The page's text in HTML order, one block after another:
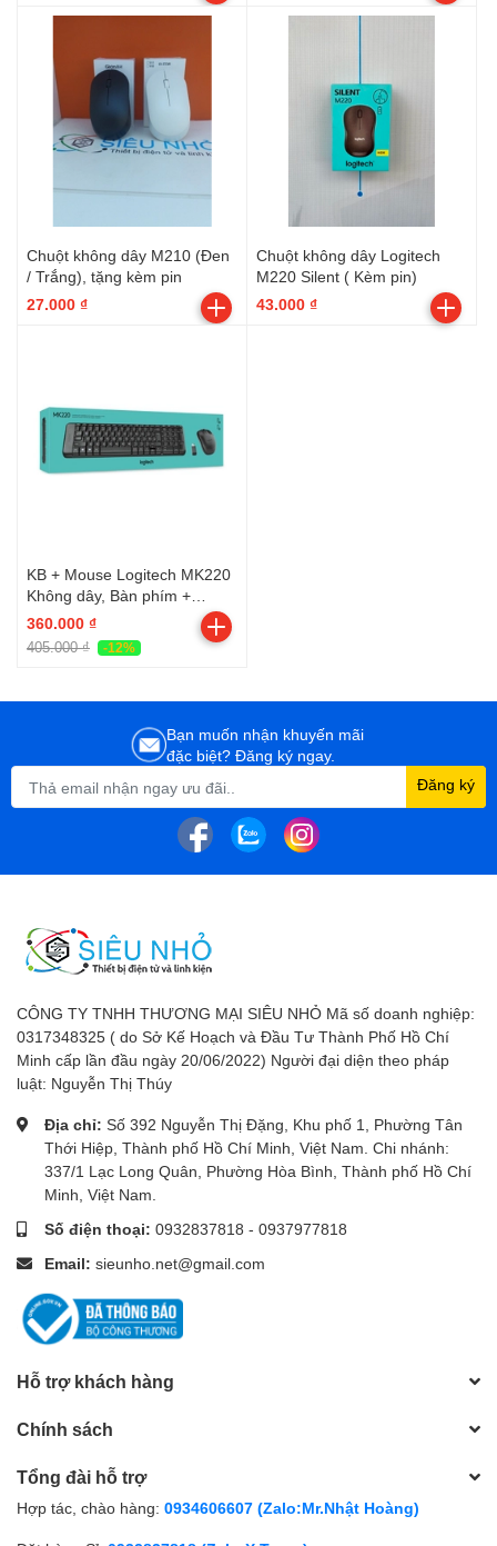
Chuột không dây M210 (Đen
/ Trắng), tặng kèm pin
27.000 ₫
Chuột không dây Logitech
M220 Silent ( Kèm pin)
43.000 ₫
KB + Mouse Logitech MK220
Không dây, Bàn phím +
Chuột, chống thấm, xa 10m,
pin tuổi thọ cao. Thiết kế nhỏ
gọn ( BH 3 Năm)
360.000 ₫
405.000 ₫ -12%
Bạn muốn nhận khuyến mãi
đặc biệt? Đăng ký ngay.
Đăng ký
CÔNG TY TNHH THƯƠNG MẠI SIÊU NHỎ Mã số doanh nghiệp:
0317348325 ( do Sở Kế Hoạch và Đầu Tư Thành Phố Hồ Chí
Minh cấp lần đầu ngày 20/06/2022) Người đại diện theo pháp
luật: Nguyễn Thị Thúy
Địa chỉ: Số 392 Nguyễn Thị Đặng, Khu phố 1, Phường Tân
Thới Hiệp, Thành phố Hồ Chí Minh, Việt Nam. Chi nhánh:
337/1 Lạc Long Quân, Phường Hòa Bình, Thành phố Hồ Chí
Minh, Việt Nam.
Số điện thoại: 0932837818 - 0937977818
Email: sieunho.net@gmail.com
Hỗ trợ khách hàng
Chính sách
Tổng đài hỗ trợ
Hợp tác, chào hàng: 0934606607 (Zalo:Mr.Nhật Hoàng)